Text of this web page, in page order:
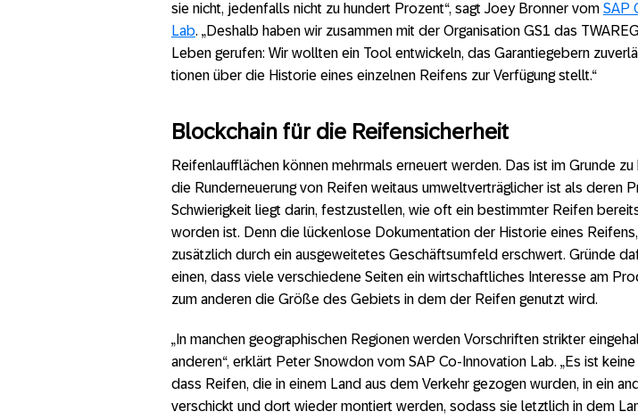
sie nicht, jedenfalls nicht zu hundert Prozent“, sagt Joey Bronner vom SAP
Lab. „Deshalb haben wir zusammen mit der Organisation GS1 das
Leben gerufen: Wir wollten ein Tool entwickeln, das Garantiegebern
tionen über die Historie eines einzelnen Reifens zur Verfügung stellt.“
Blockchain für die Reifensicherheit
Reifenlaufflächen können mehrmals erneuert werden. Das ist im Grunde
die Runderneuerung von Reifen weitaus umwelt­verträglicher ist als deren
Schwierigkeit liegt darin, festzustellen, wie oft ein bestimmter Reifen
worden ist. Denn die lückenlose Dokumentation der Historie eines
zusätzlich durch ein ausgeweitetes Geschäftsumfeld erschwert. Gründe
einen, dass viele verschiedene Seiten ein wirtschaftliches Interesse am
zum anderen die Größe des Gebiets in dem der Reifen genutzt wird.
„In manchen geographischen Regionen werden Vorschriften strikter
anderen“, erklärt Peter Snowdon vom SAP Co-Innovation Lab. „Es ist keine
dass Reifen, die in einem Land aus dem Verkehr gezogen wurden, in ein
verschickt und dort wieder montiert werden, sodass sie letztlich in dem